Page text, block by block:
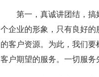
第一，真诚讲团结，
个企业的形象，只有良好
的客户资源。为此，我们
客户期望的服务。一切服务